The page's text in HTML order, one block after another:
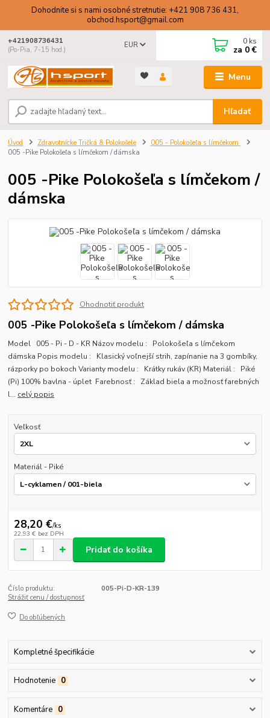
Dohodnite si s nami osobné stretnutie: +421 908 736 431,
obchod.hsport@gmail.com
Menu
EUR
Hľadať
+421908736431
(Po-Pia, 7-15 hod.)
0 ks
za 0 €
Úvod Zdravotnícke Tričká & Polokošele
005 - Polokošeľa s límčekom
005 -Pike Polokošeľa s límčekom / dámska
005 -Pike Polokošeľa s límčekom /
dámska
Ohodnotiť produkt
005 -Pike Polokošeľa s límčekom / dámska
Model 005 - Pi - D - KR Názov modelu : Polokošeľa s límčekom
dámska Popis modelu : Klasický voľnejší strih, zapínanie na 3 gombíky,
rázporky po bokoch Varianty modelu : Krátky rukáv (KR) Materiál : Piké
(Pi) 100% bavlna - úplet Farebnosť : Základ biela a možnosť farebných
l... celý popis
Veľkosť
Materiál - Piké
28,20 €/ks
22,93 € bez DPH
Pridať do košíka
Číslo produktu:
005-Pi-D-KR-139
Strážiť cenu / dostupnosť
Do obľúbených
Kompletné špecifikácie
Hodnotenie 0
Komentáre 0